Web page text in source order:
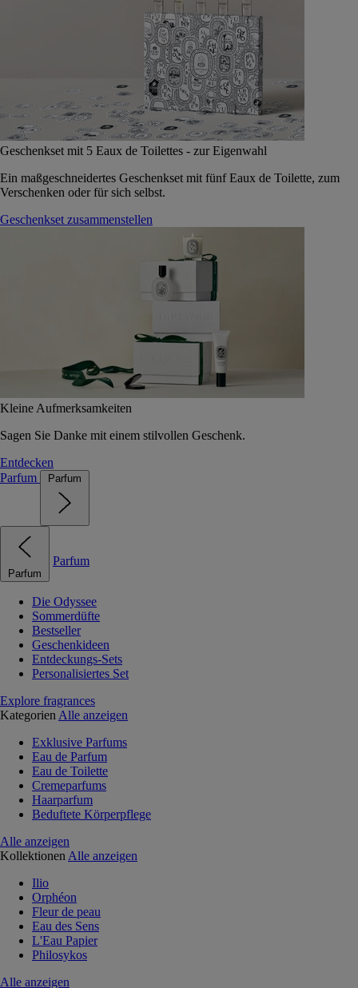
Geschenkset mit 5 Eaux de Toilettes - zur Eigenwahl
Ein maßgeschneidertes Geschenkset mit fünf Eaux de Toilette, zum
Verschenken oder für sich selbst.
Geschenkset zusammenstellen
Kleine Aufmerksamkeiten
Sagen Sie Danke mit einem stilvollen Geschenk.
Entdecken
Parfum
Parfum
Parfum
Parfum
Die Odyssee
Sommerdüfte
Bestseller
Geschenkideen
Entdeckungs-Sets
Personalisiertes Set
Explore fragrances
Kategorien Alle anzeigen
Exklusive Parfums
Eau de Parfum
Eau de Toilette
Cremeparfums
Haarparfum
Beduftete Körperpflege
Alle anzeigen
Kollektionen Alle anzeigen
Ilio
Orphéon
Fleur de peau
Eau des Sens
L'Eau Papier
Philosykos
Alle anzeigen